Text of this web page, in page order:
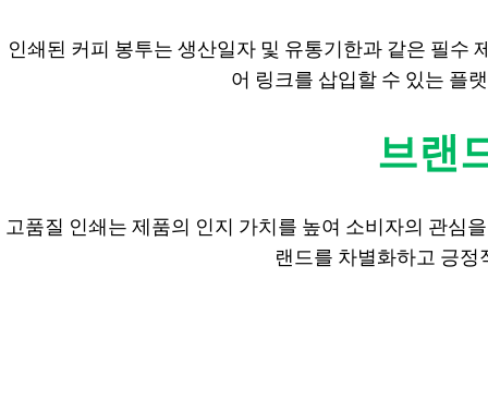
인쇄된 커피 봉투는 생산일자 및 유통기한과 같은 필수
어 링크를 삽입할 수 있는 플
브랜
고품질 인쇄는 제품의 인지 가치를 높여 소비자의 관심
랜드를 차별화하고 긍